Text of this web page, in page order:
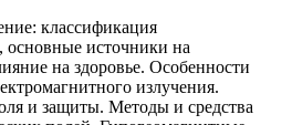
классификация
основные источники на
на здоровье. Особенности
излучения.
и защиты. Методы и средства